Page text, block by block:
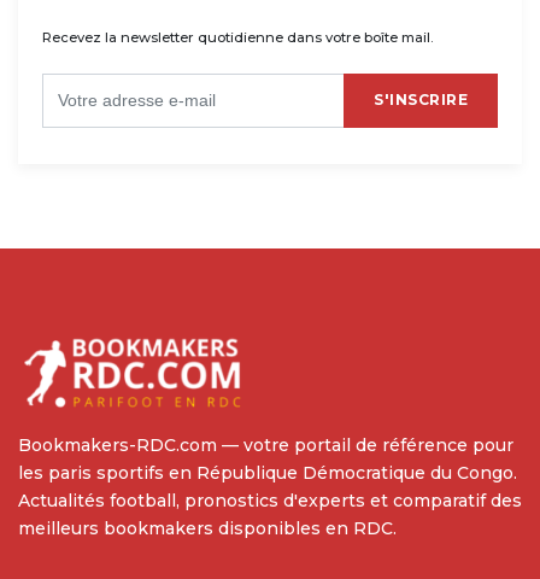
Recevez la newsletter quotidienne dans votre boîte mail.
S'INSCRIRE
Bookmakers-RDC.com — votre portail de référence pour
les paris sportifs en République Démocratique du Congo.
Actualités football, pronostics d'experts et comparatif des
meilleurs bookmakers disponibles en RDC.